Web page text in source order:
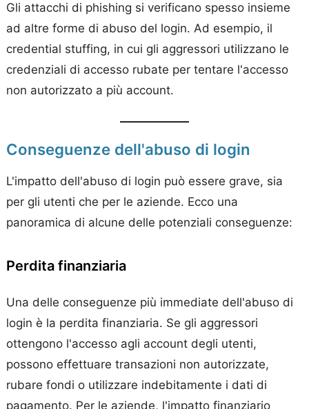
Gli attacchi di phishing si verificano spesso insieme
ad altre forme di abuso del login. Ad esempio, il
credential stuffing, in cui gli aggressori utilizzano le
credenziali di accesso rubate per tentare l'accesso
non autorizzato a più account.
Conseguenze dell'abuso di login
L'impatto dell'abuso di login può essere grave, sia
per gli utenti che per le aziende. Ecco una
panoramica di alcune delle potenziali conseguenze:
Perdita finanziaria
Una delle conseguenze più immediate dell'abuso di
login è la perdita finanziaria. Se gli aggressori
ottengono l'accesso agli account degli utenti,
possono effettuare transazioni non autorizzate,
rubare fondi o utilizzare indebitamente i dati di
pagamento. Per le aziende, l'impatto finanziario